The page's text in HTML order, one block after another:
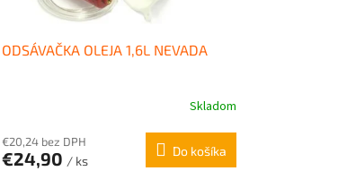
ODSÁVAČKA OLEJA 1,6L NEVADA
Skladom
€20,24 bez DPH
€24,90 / ks
Do košíka